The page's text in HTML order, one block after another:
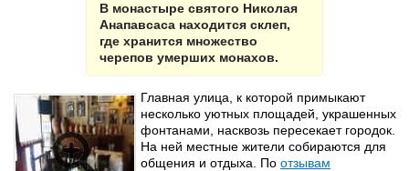
В монастыре святого Николая
Анапавсаса находится склеп,
где хранится множество
черепов умерших монахов.
Главная улица, к которой примыкают
несколько уютных площадей, украшенных
фонтанами, насквозь пересекает городок.
На ней местные жители собираются для
общения и отдыха. По отзывам